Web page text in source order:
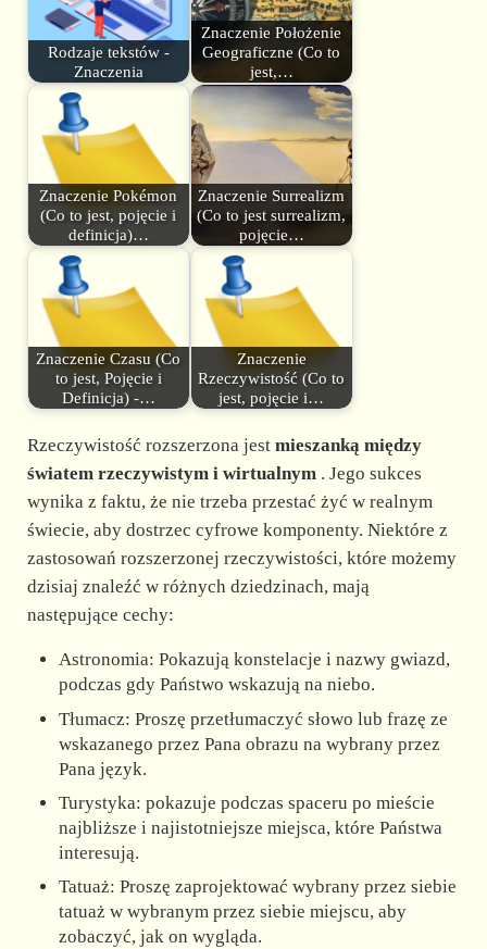
Rodzaje tekstów -
Znaczenia
Znaczenie Położenie
Geograficzne (Co to
jest,…
Znaczenie Pokémon
(Co to jest, pojęcie i
definicja)…
Znaczenie Surrealizm
(Co to jest surrealizm,
pojęcie…
Znaczenie Czasu (Co
to jest, Pojęcie i
Definicja) -…
Znaczenie
Rzeczywistość (Co to
jest, pojęcie i…
Rzeczywistość rozszerzona jest mieszanką między
światem rzeczywistym i wirtualnym. Jego sukces
wynika z faktu, że nie trzeba przestać żyć w realnym
świecie, aby dostrzec cyfrowe komponenty. Niektóre z
zastosowań rozszerzonej rzeczywistości, które możemy
dzisiaj znaleźć w różnych dziedzinach, mają
następujące cechy:
Astronomia: Pokazują konstelacje i nazwy gwiazd,
podczas gdy Państwo wskazują na niebo.
Tłumacz: Proszę przetłumaczyć słowo lub frazę ze
wskazanego przez Pana obrazu na wybrany przez
Pana język.
Turystyka: pokazuje podczas spaceru po mieście
najbliższe i najistotniejsze miejsca, które Państwa
interesują.
Tatuaż: Proszę zaprojektować wybrany przez siebie
tatuaż w wybranym przez siebie miejscu, aby
zobaczyć, jak on wygląda.